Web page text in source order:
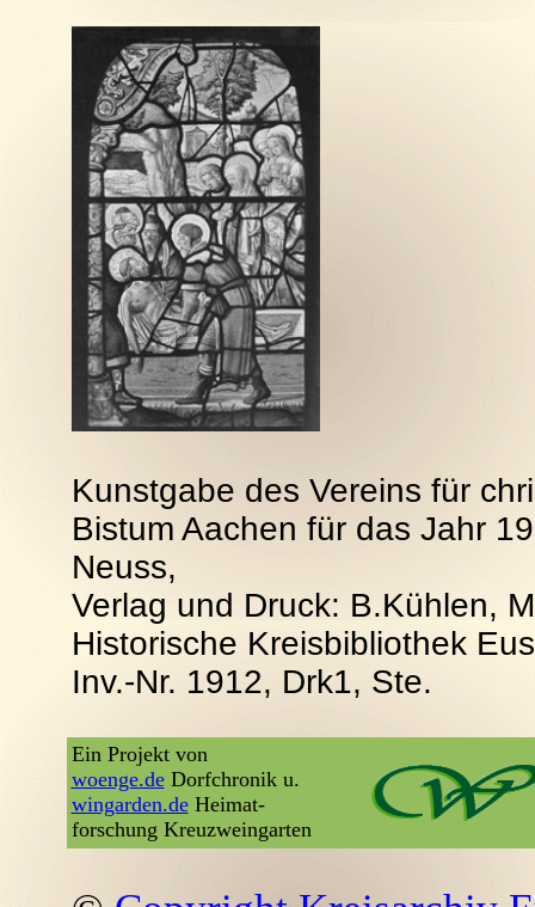
Kunstgabe des Vereins für
Bistum Aachen für das Jahr
Neuss,
Verlag und Druck: B.Kühlen,
Historische Kreisbibliothek
Inv.-Nr. 1912, Drk1, Ste.
Ein Projekt von
woenge.deDorfchronik u.
wingarden.deHeimat-
forschung Kreuzweingarten